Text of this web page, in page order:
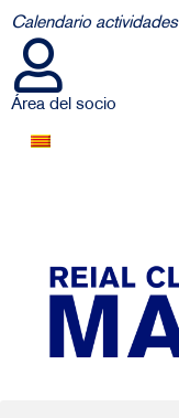
Calendario actividades
Área del socio